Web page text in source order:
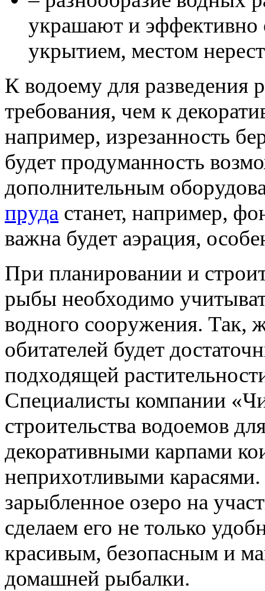
украшают и
укрытием, местом
К водоему для разведения
требования, чем к
например, изрезанность
будет продуманность
дополнительным
пруда станет, например,
важна будет аэрация,
При планировании и
рыбы необходимо
водного сооружения. Так,
обитателей будет
подходящей
Специалисты компании
строительства водоемов
декоративными карпами
неприхотливыми
зарыбленное озеро на
сделаем его не только
красивым, безопасным и
домашней рыбалки.